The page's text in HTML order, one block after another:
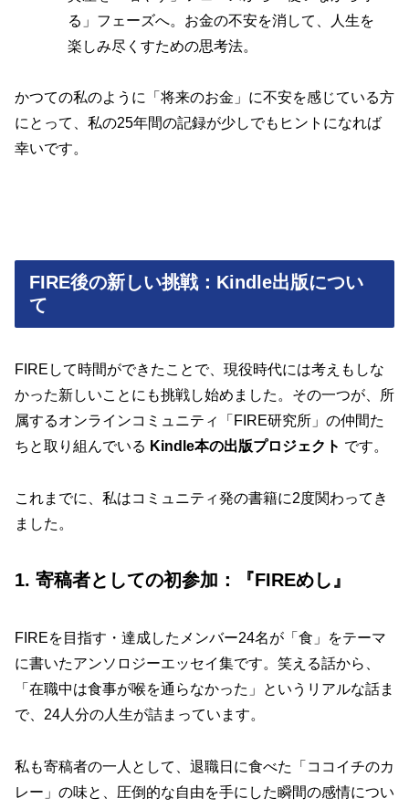
る」フェーズへ。お金の不安を消して、人生を
楽しみ尽くすための思考法。
かつての私のように「将来のお金」に不安を感じている方
にとって、私の25年間の記録が少しでもヒントになれば
幸いです。
FIRE後の新しい挑戦：Kindle出版につい
て
FIREして時間ができたことで、現役時代には考えもしな
かった新しいことにも挑戦し始めました。その一つが、所
属するオンラインコミュニティ「FIRE研究所」の仲間た
ちと取り組んでいる Kindle本の出版プロジェクト です。
これまでに、私はコミュニティ発の書籍に2度関わってき
ました。
1. 寄稿者としての初参加：『FIREめし』
FIREを目指す・達成したメンバー24名が「食」をテーマ
に書いたアンソロジーエッセイ集です。笑える話から、
「在職中は食事が喉を通らなかった」というリアルな話ま
で、24人分の人生が詰まっています。
私も寄稿者の一人として、退職日に食べた「ココイチのカ
レー」の味と、圧倒的な自由を手にした瞬間の感情につい